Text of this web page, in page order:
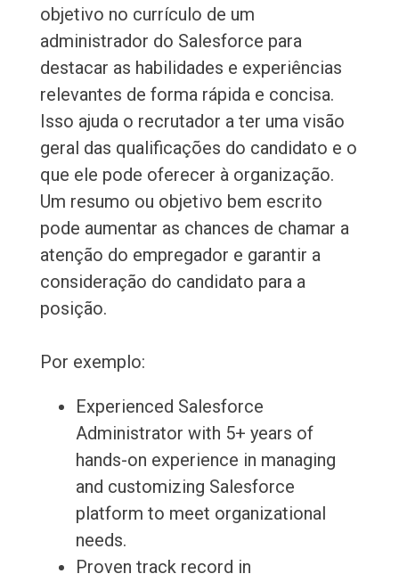
objetivo no currículo de um
administrador do Salesforce para
destacar as habilidades e experiências
relevantes de forma rápida e concisa.
Isso ajuda o recrutador a ter uma visão
geral das qualificações do candidato e o
que ele pode oferecer à organização.
Um resumo ou objetivo bem escrito
pode aumentar as chances de chamar a
atenção do empregador e garantir a
consideração do candidato para a
posição.
Por exemplo:
Experienced Salesforce
Administrator with 5+ years of
hands-on experience in managing
and customizing Salesforce
platform to meet organizational
needs.
Proven track record in